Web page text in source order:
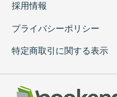
採用情報
プライバシーポリシー
特定商取引に関する表示